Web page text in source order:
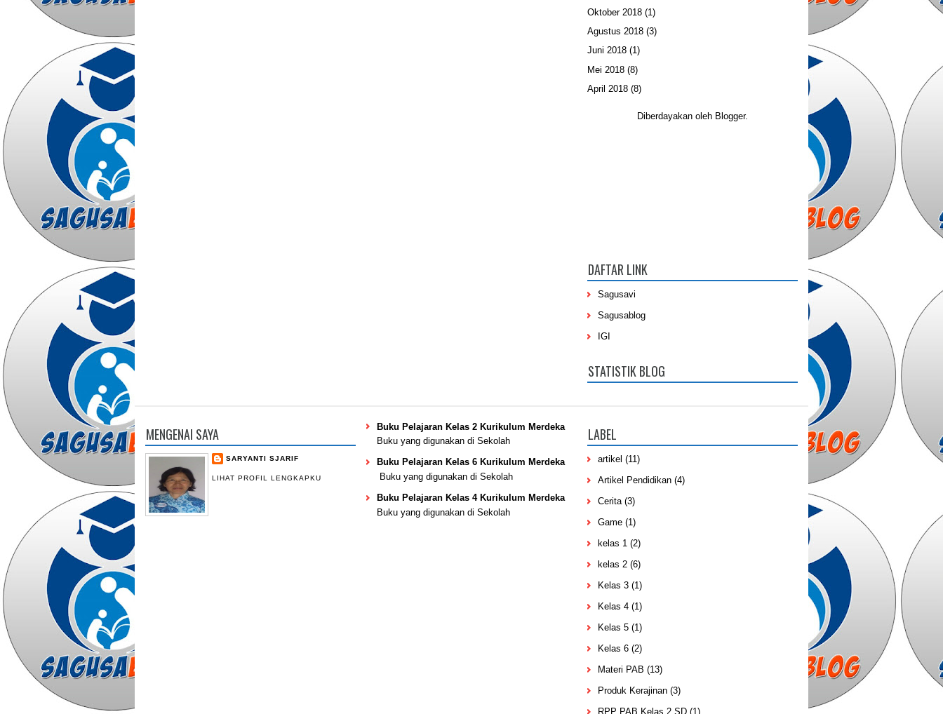
Oktober 2018 (1)
Agustus 2018 (3)
Juni 2018 (1)
Mei 2018 (8)
April 2018 (8)
Diberdayakan oleh Blogger.
DAFTAR LINK
Sagusavi
Sagusablog
IGI
STATISTIK BLOG
MENGENAI SAYA
SARYANTI SJARIF
LIHAT PROFIL LENGKAPKU
Buku Pelajaran Kelas 2 Kurikulum Merdeka
Buku yang digunakan di Sekolah
Buku Pelajaran Kelas 6 Kurikulum Merdeka
Buku yang digunakan di Sekolah
Buku Pelajaran Kelas 4 Kurikulum Merdeka
Buku yang digunakan di Sekolah
LABEL
artikel (11)
Artikel Pendidikan (4)
Cerita (3)
Game (1)
kelas 1 (2)
kelas 2 (6)
Kelas 3 (1)
Kelas 4 (1)
Kelas 5 (1)
Kelas 6 (2)
Materi PAB (13)
Produk Kerajinan (3)
RPP PAB Kelas 2 SD (1)